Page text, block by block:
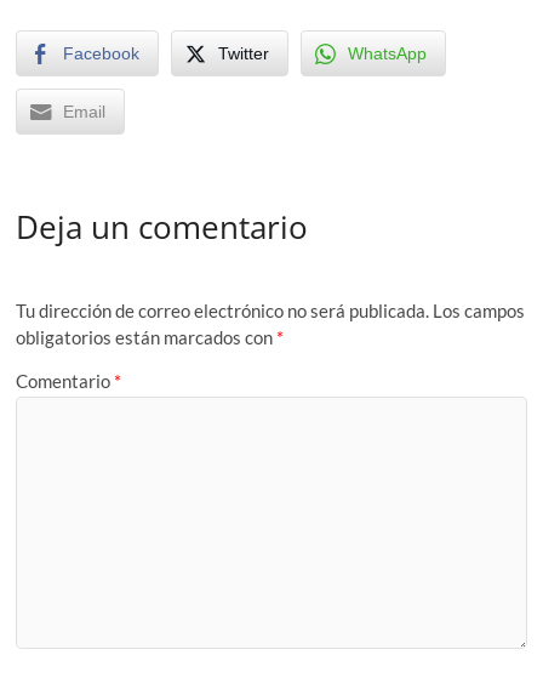
Facebook Twitter WhatsApp
Email
Deja un comentario
Tu dirección de correo electrónico no será publicada. Los campos
obligatorios están marcados con *
Comentario *